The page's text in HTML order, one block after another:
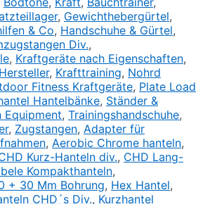
, Gewichthebergürtel,
& Co, Handschuhe & Gürtel,
Div.,
, Kraftgeräte nach Eigenschaften,
, Krafttraining, Nohrd
Fitness Kraftgeräte, Plate Load
Hantelbänke, Ständer &
Equipment, Trainingshandschuhe,
, Zugstangen, Adapter für
, Aerobic Chrome hanteln,
Kurz-Hanteln div., CHD Lang-
Kompakthanteln,
+ 30 Mm Bohrung, Hex Hantel,
CHD´s Div., Kurzhantel